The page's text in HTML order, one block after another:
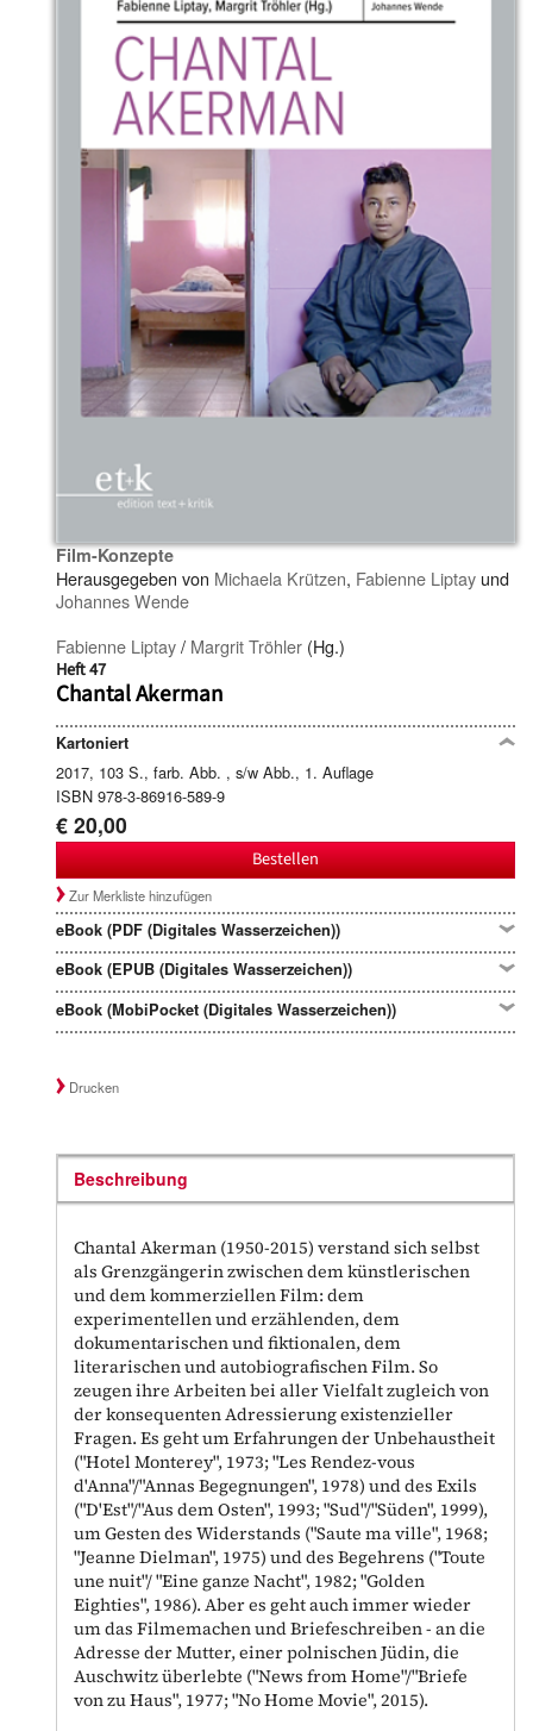
Film-Konzepte
Herausgegeben von Michaela Krützen, Fabienne Liptay und
Johannes Wende
Fabienne Liptay/ Margrit Tröhler (Hg.)
Heft 47
Chantal Akerman
Kartoniert
2017, 103 S., farb. Abb. , s/w Abb., 1. Auflage
ISBN 978-3-86916-589-9
€ 20,00
Bestellen
Zur Merkliste hinzufügen
eBook (PDF (Digitales Wasserzeichen))
eBook (EPUB (Digitales Wasserzeichen))
eBook (MobiPocket (Digitales Wasserzeichen))
Drucken
Beschreibung
Chantal Akerman (1950-2015) verstand sich selbst
als Grenzgängerin zwischen dem künstlerischen
und dem kommerziellen Film: dem
experimentellen und erzählenden, dem
dokumentarischen und fiktionalen, dem
literarischen und autobiografischen Film. So
zeugen ihre Arbeiten bei aller Vielfalt zugleich von
der konsequenten Adressierung existenzieller
Fragen. Es geht um Erfahrungen der Unbehaustheit
("Hotel Monterey", 1973; "Les Rendez-vous
d'Anna"/"Annas Begegnungen", 1978) und des Exils
("D'Est"/"Aus dem Osten", 1993; "Sud"/"Süden", 1999),
um Gesten des Widerstands ("Saute ma ville", 1968;
"Jeanne Dielman", 1975) und des Begehrens ("Toute
une nuit"/ "Eine ganze Nacht", 1982; "Golden
Eighties", 1986). Aber es geht auch immer wieder
um das Filmemachen und Briefeschreiben - an die
Adresse der Mutter, einer polnischen Jüdin, die
Auschwitz überlebte ("News from Home"/"Briefe
von zu Haus", 1977; "No Home Movie", 2015).